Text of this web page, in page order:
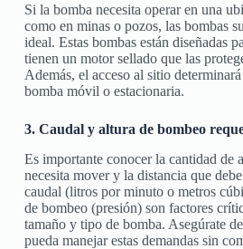
Si la bomba necesita operar en una
como en minas o pozos, las bombas
ideal. Estas bombas están diseñadas
tienen un motor sellado que las
Además, el acceso al sitio
bomba móvil o estacionaria.
3. Caudal y altura de bombeo
Es importante conocer la cantidad de
necesita mover y la distancia que
caudal (litros por minuto o metros
de bombeo (presión) son factores
tamaño y tipo de bomba. Asegúrate
pueda manejar estas demandas sin